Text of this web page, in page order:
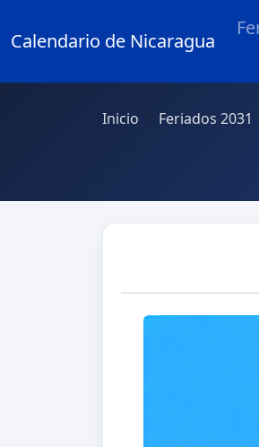
Calendario de Nicaragua
Inicio Feriados 2031